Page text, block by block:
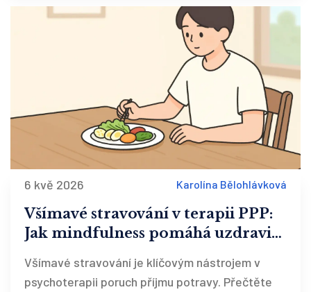
6 kvě 2026 Karolína Bělohlávková
Všímavé stravování v terapii PPP:
Jak mindfulness pomáhá uzdravit
Všímavé stravování je klíčovým nástrojem v
psychoterapii poruch příjmu potravy. Přečtěte